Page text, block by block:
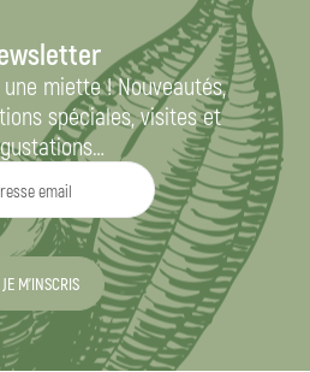
une miette ! Nouveautés,
spéciales, visites et